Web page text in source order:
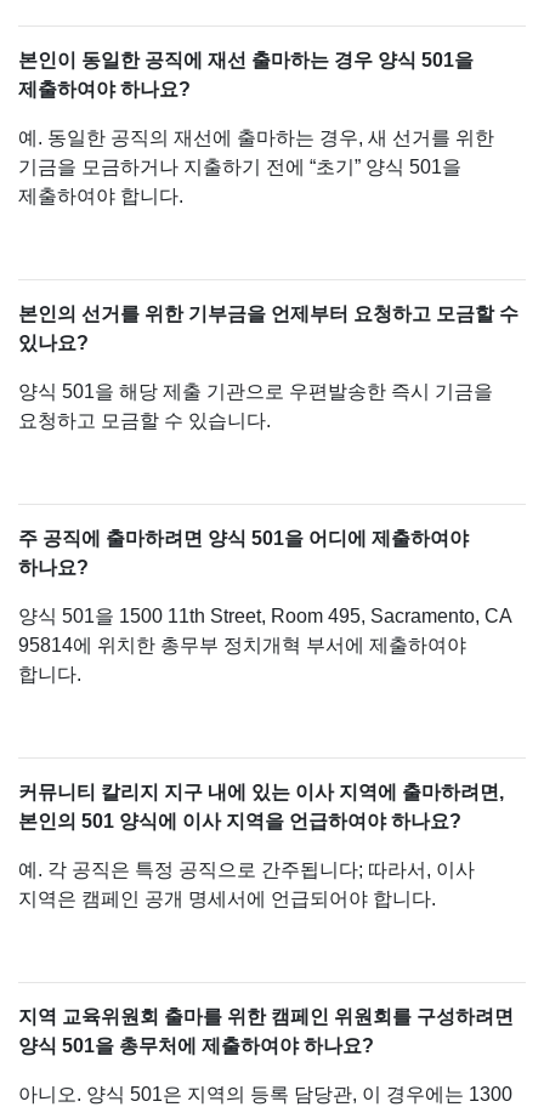
본인이 동일한 공직에 재선 출마하는 경우 양식 501을
제출하여야 하나요?
예. 동일한 공직의 재선에 출마하는 경우, 새 선거를 위한
기금을 모금하거나 지출하기 전에 “초기” 양식 501을
제출하여야 합니다.
본인의 선거를 위한 기부금을 언제부터 요청하고 모금할 수
있나요?
양식 501을 해당 제출 기관으로 우편발송한 즉시 기금을
요청하고 모금할 수 있습니다.
주 공직에 출마하려면 양식 501을 어디에 제출하여야
하나요?
양식 501을 1500 11th Street, Room 495, Sacramento, CA
95814에 위치한 총무부 정치개혁 부서에 제출하여야
합니다.
커뮤니티 칼리지 지구 내에 있는 이사 지역에 출마하려면,
본인의 501 양식에 이사 지역을 언급하여야 하나요?
예. 각 공직은 특정 공직으로 간주됩니다; 따라서, 이사
지역은 캠페인 공개 명세서에 언급되어야 합니다.
지역 교육위원회 출마를 위한 캠페인 위원회를 구성하려면
양식 501을 총무처에 제출하여야 하나요?
아니오. 양식 501은 지역의 등록 담당관, 이 경우에는 1300